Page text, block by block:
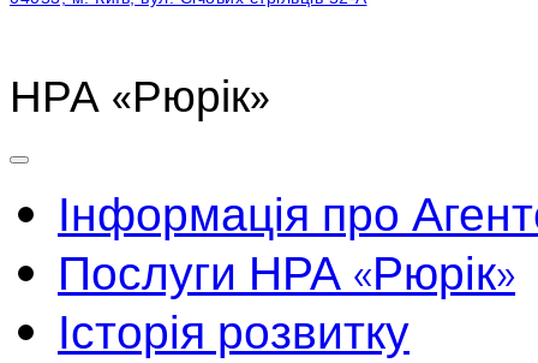
НРА «Рюрік»
Інформація про
Послуги НРА «Рюрік»
Історія розвитку